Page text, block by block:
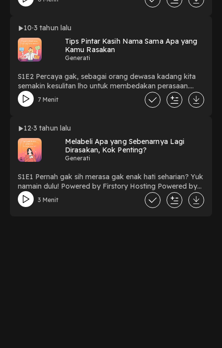
Hosting Powered by Firstory Hosting
10 3 tahun lalu
Tips Pintar Kasih Nama Sama Apa yang
Kamu Rasakan
Generati
S1E2 Percaya gak, sebagai orang dewasa kadang kita
semakin kesulitan lho untuk membedakan perasaan.
Kamu bisa banget gak ngeuh kalau sebenarnya lagi
ngerasa sedih mendalam ketika tertawa lebih kencang
Powered by Firstory Hosting Powered by Firstory
Hosting Powered by Firstory Hosting
7 Menit
12 3 tahun lalu
Melabeli Apa yang Sebenarnya Lagi
Dirasakan, Kok Penting?
Generati
S1E1 Pernah gak sih merasa gak enak hati seharian? Yuk
namain dulu! Powered by Firstory Hosting Powered by
Firstory Hosting Powered by Firstory Hosting
3 Menit